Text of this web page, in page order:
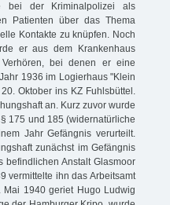
bei der Kriminalpolizei als
Patienten über das Thema
Kontakte zu knüpfen. Noch
er aus dem Krankenhaus
bei denen er eine
1936 im Logierhaus "Klein
Oktober ins KZ Fuhlsbüttel.
an. Kurz zuvor wurde
175 und 185 (widernatürliche
Jahr Gefängnis verurteilt.
zunächst im Gefängnis
befindlichen Anstalt Glasmoor
vermittelte ihn das Arbeitsamt
Mai 1940 geriet Hugo Ludwig